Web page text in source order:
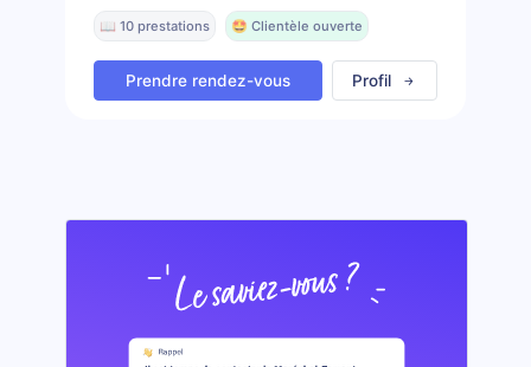
📖 10 prestations 🤩 Clientèle ouverte
Prendre rendez-vous Profil